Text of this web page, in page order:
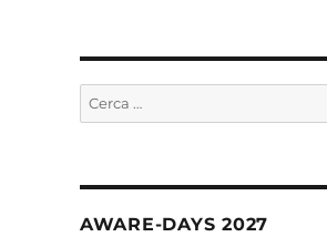
Cerca:
AWARE-DAYS 2027